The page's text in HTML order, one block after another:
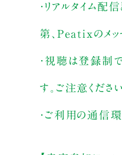
・リアルタイム配
第、Peatixのメッ
・視聴は登録制
す。ご注意ください
・ご利用の通信